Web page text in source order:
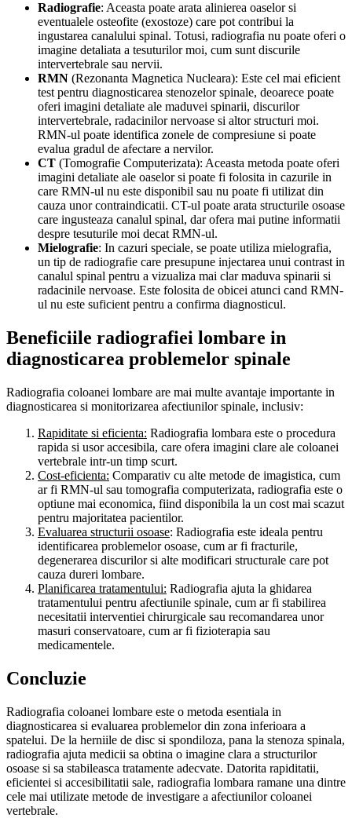
Radiografie: Aceasta poate arata alinierea oaselor si
eventualele osteofite (exostoze) care pot contribui la
ingustarea canalului spinal. Totusi, radiografia nu poate oferi o
imagine detaliata a tesuturilor moi, cum sunt discurile
intervertebrale sau nervii.
RMN (Rezonanta Magnetica Nucleara): Este cel mai eficient
test pentru diagnosticarea stenozelor spinale, deoarece poate
oferi imagini detaliate ale maduvei spinarii, discurilor
intervertebrale, radacinilor nervoase si altor structuri moi.
RMN-ul poate identifica zonele de compresiune si poate
evalua gradul de afectare a nervilor.
CT (Tomografie Computerizata): Aceasta metoda poate oferi
imagini detaliate ale oaselor si poate fi folosita in cazurile in
care RMN-ul nu este disponibil sau nu poate fi utilizat din
cauza unor contraindicatii. CT-ul poate arata structurile osoase
care ingusteaza canalul spinal, dar ofera mai putine informatii
despre tesuturile moi decat RMN-ul.
Mielografie: In cazuri speciale, se poate utiliza mielografia,
un tip de radiografie care presupune injectarea unui contrast in
canalul spinal pentru a vizualiza mai clar maduva spinarii si
radacinile nervoase. Este folosita de obicei atunci cand RMN-
ul nu este suficient pentru a confirma diagnosticul.
Beneficiile radiografiei lombare in
diagnosticarea problemelor spinale
Radiografia coloanei lombare are mai multe avantaje importante in
diagnosticarea si monitorizarea afectiunilor spinale, inclusiv:
Rapiditate si eficienta: Radiografia lombara este o procedura
rapida si usor accesibila, care ofera imagini clare ale coloanei
vertebrale intr-un timp scurt.
Cost-eficienta: Comparativ cu alte metode de imagistica, cum
ar fi RMN-ul sau tomografia computerizata, radiografia este o
optiune mai economica, fiind disponibila la un cost mai scazut
pentru majoritatea pacientilor.
Evaluarea structurii osoase: Radiografia este ideala pentru
identificarea problemelor osoase, cum ar fi fracturile,
degenerarea discurilor si alte modificari structurale care pot
cauza dureri lombare.
Planificarea tratamentului: Radiografia ajuta la ghidarea
tratamentului pentru afectiunile spinale, cum ar fi stabilirea
necesitatii interventiei chirurgicale sau recomandarea unor
masuri conservatoare, cum ar fi fizioterapia sau
medicamentele.
Concluzie
Radiografia coloanei lombare este o metoda esentiala in
diagnosticarea si evaluarea problemelor din zona inferioara a
spatelui. De la herniile de disc si spondiloza, pana la stenoza spinala,
radiografia ajuta medicii sa obtina o imagine clara a structurilor
osoase si sa stabileasca tratamente adecvate. Datorita rapiditatii,
eficientei si accesibilitatii sale, radiografia lombara ramane una dintre
cele mai utilizate metode de investigare a afectiunilor coloanei
vertebrale.